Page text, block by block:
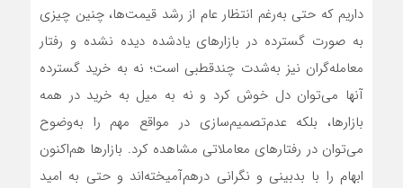
داریم که حتی به‌رغم انتظار عام از رشد قیمت‌ها، چنین چیزی
به صورت گسترده در بازارهای یادشده دیده نشده و رفتار
معامله‌‌‌گران نیز به‌شدت چندقطبی است؛ نه به خرید گسترده
آنها می‌‌‌توان دل خوش کرد و نه به میل به خرید در همه
بازارها، بلکه عدم‌تصمیم‌‌‌سازی در مواقع مهم را به‌وضوح
می‌‌‌توان در رفتارهای معاملاتی مشاهده کرد. بازارها هم‌‌‌اکنون
ابهام را با بدبینی و نگرانی درهم‌‌‌آمیخته‌‌‌اند و حتی به امید